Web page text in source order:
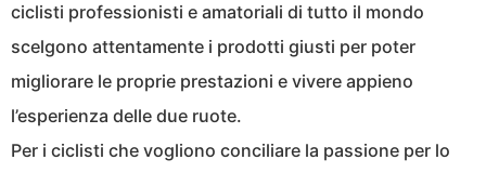
ciclisti professionisti e amatoriali di tutto il mondo
scelgono attentamente i prodotti giusti per poter
migliorare le proprie prestazioni e vivere appieno
l’esperienza delle due ruote.
Per i ciclisti che vogliono conciliare la passione per lo